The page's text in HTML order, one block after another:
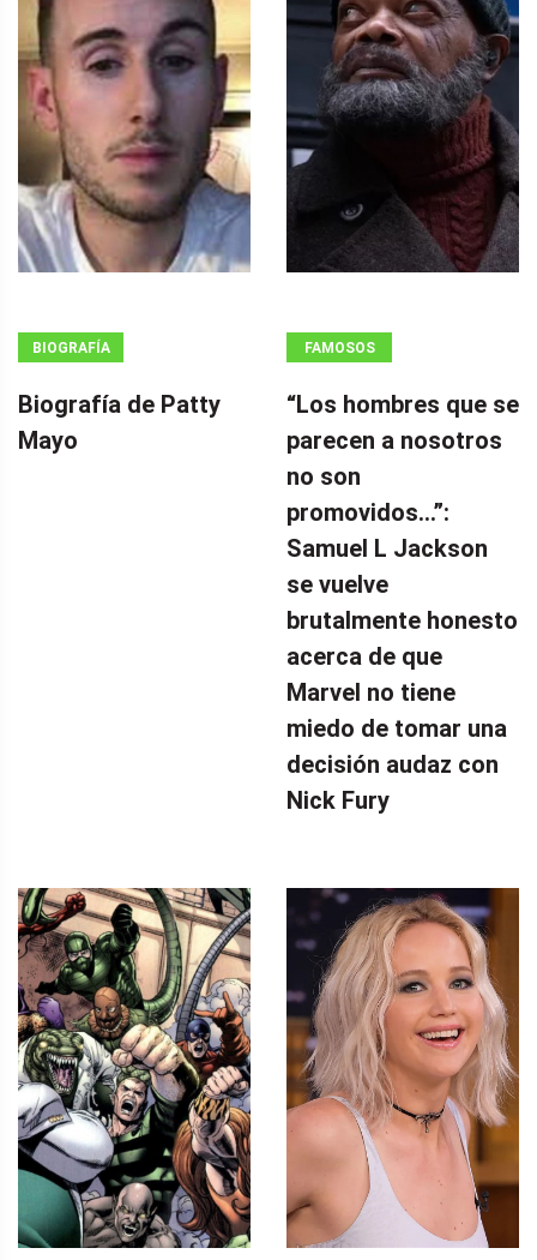
BIOGRAFÍA
Biografía de Patty
Mayo
FAMOSOS
“Los hombres que se
parecen a nosotros
no son
promovidos…”:
Samuel L Jackson
se vuelve
brutalmente honesto
acerca de que
Marvel no tiene
miedo de tomar una
decisión audaz con
Nick Fury